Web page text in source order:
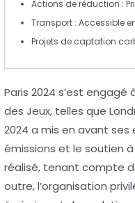
Actions de réduction :
Transport : Accessible
Projets de captation
Paris 2024 s’est engagé
des Jeux, telles que
2024 a mis en avant
émissions et le soutien
réalisé, tenant compte
outre, l’organisation